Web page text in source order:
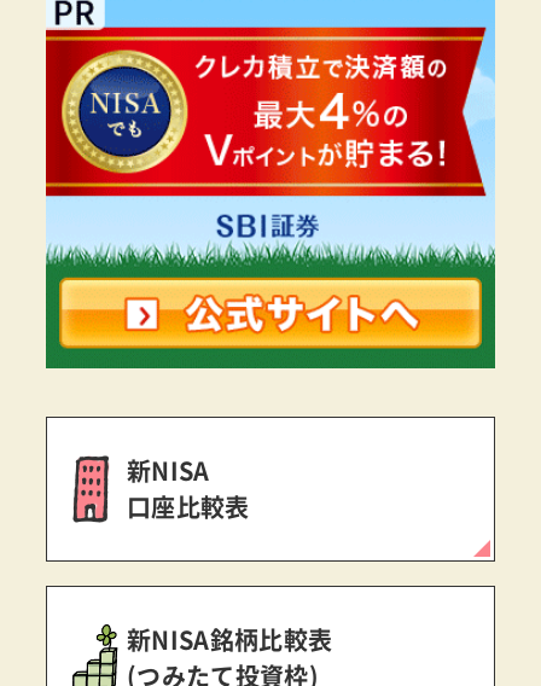
新NISA
口座比較表
新NISA銘柄比較表
(つみたて投資枠)